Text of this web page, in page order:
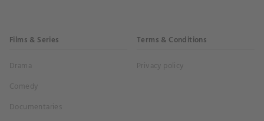
Films & Series
Drama
Comedy
Documentaries
Terms & Conditions
Privacy policy